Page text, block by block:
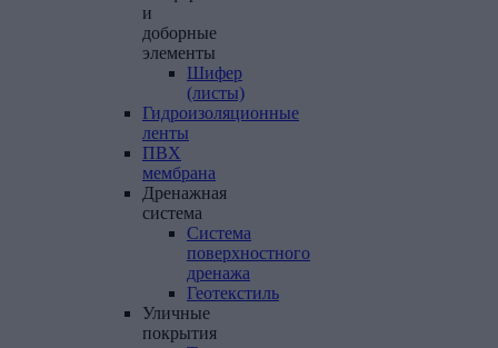
и
доборные
элементы
Шифер
(листы)
Гидроизоляционные
ленты
ПВХ
мембрана
Дренажная
система
Система
поверхностного
дренажа
Геотекстиль
Уличные
покрытия